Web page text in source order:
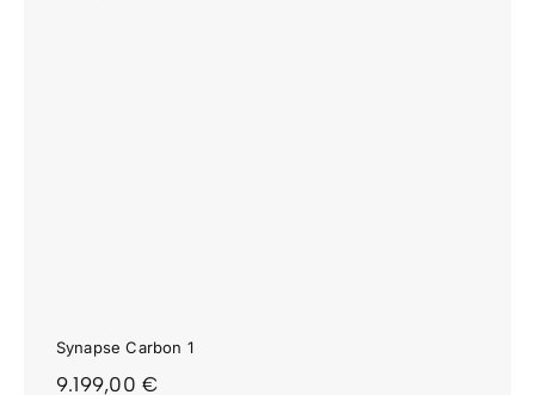
Synapse Carbon 1
9.199,00€